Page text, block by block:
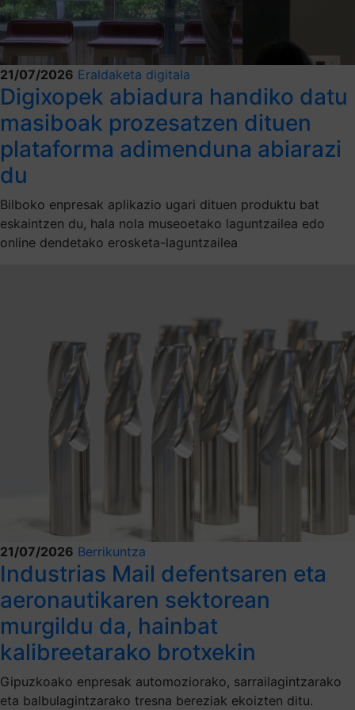
21/07/2026 Eraldaketa digitala
Digixopek abiadura handiko datu
masiboak prozesatzen dituen
plataforma adimenduna abiarazi
du
Bilboko enpresak aplikazio ugari dituen produktu bat
eskaintzen du, hala nola museoetako laguntzailea edo
online dendetako erosketa-laguntzailea
21/07/2026 Berrikuntza
Industrias Mail defentsaren eta
aeronautikaren sektorean
murgildu da, hainbat
kalibreetarako brotxekin
Gipuzkoako enpresak automoziorako, sarrailagintzarako
eta balbulagintzarako tresna bereziak ekoizten ditu.